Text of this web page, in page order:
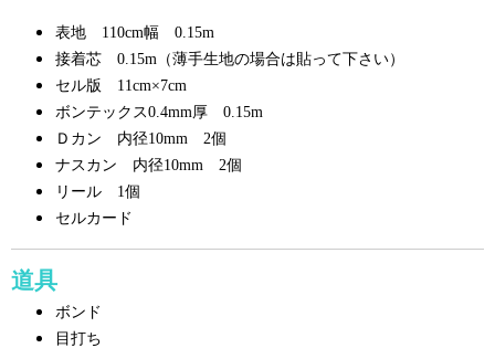
表地 110cm幅 0.15m
接着芯 0.15m（薄手生地の場合は貼って下さい）
セル版 11cm×7cm
ボンテックス0.4mm厚 0.15m
Ｄカン 内径10mm 2個
ナスカン 内径10mm 2個
リール 1個
セルカード
道具
ボンド
目打ち